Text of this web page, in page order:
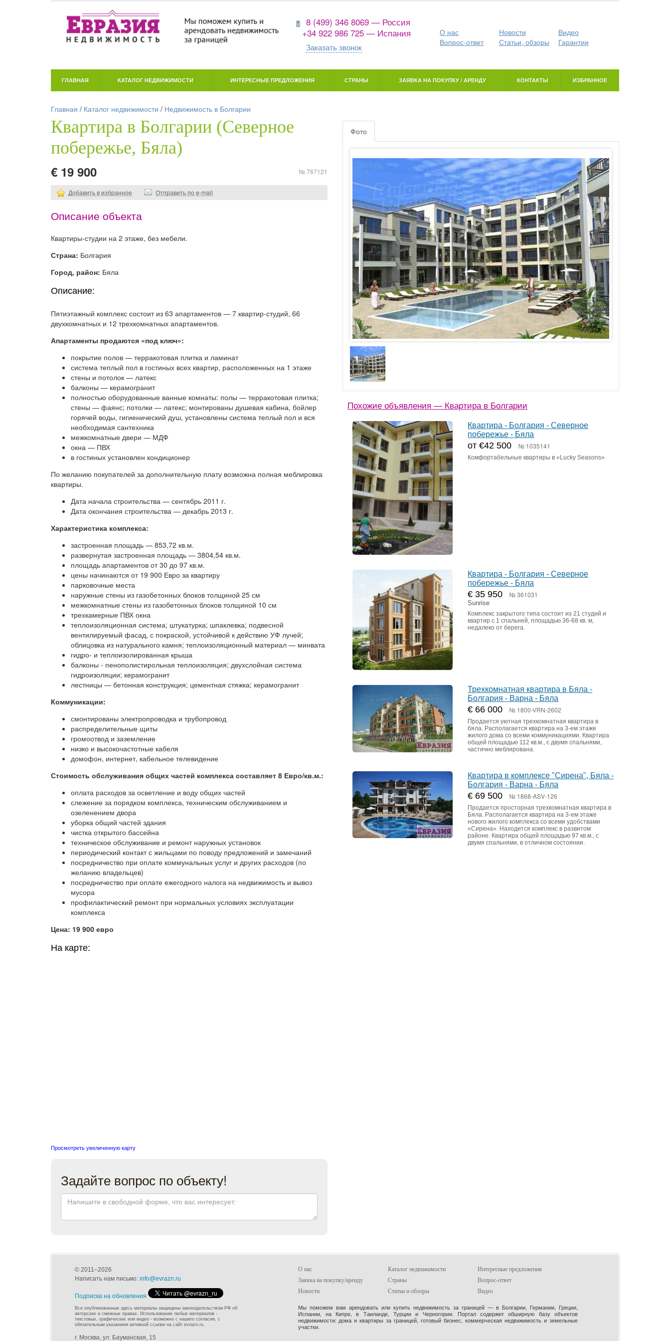
8 (499) 346 8069 — Россия
+34 922 986 725 — Испания
Заказать звонок
О нас Новости
Видео
Вопрос-ответ
Статьи, обзоры Гарантии
ГЛАВНАЯ КАТАЛОГ НЕДВИЖИМОСТИ ИНТЕРЕСНЫЕ ПРЕДЛОЖЕНИЯ СТРАНЫ ЗАЯВКА НА ПОКУПКУ / АРЕНДУ КОНТАКТЫ ИЗБРАННОЕ
Главная / Каталог недвижимости / Недвижимость в Болгарии
Квартира в Болгарии (Северное
побережье, Бяла)
€ 19 900 № 767121
Добавить в избранное Отправить по e-mail
Описание объекта
Квартиры-студии на 2 этаже, без мебели.
Страна: Болгария
Город, район: Бяла
Описание:
Пятиэтажный комплекс состоит из 63 апартаментов — 7 квартир-студий, 66
двухкомнатных и 12 трехкомнатных апартаментов.
Апартаменты продаются «под ключ»:
покрытие полов — терракотовая плитка и ламинат
система теплый пол в гостиных всех квартир, расположенных на 1 этаже
стены и потолок — латекс
балконы — керамогранит
полностью оборудованные ванные комнаты: полы — терракотовая плитка;
стены — фаянс; потолки — латекс; монтированы душевая кабина, бойлер
горячей воды, гигиенический душ, установлены система теплый пол и вся
необходимая сантехника
межкомнатные двери — МДФ
окна — ПВХ
в гостиных установлен кондиционер
По желанию покупателей за дополнительную плату возможна полная меблировка
квартиры.
Дата начала строительства — сентябрь 2011 г.
Дата окончания строительства — декабрь 2013 г.
Характеристика комплекса:
застроенная площадь — 853,72 кв.м.
развернутая застроенная площадь — 3804,54 кв.м.
площадь апартаментов от 30 до 97 кв.м.
цены начинаются от 19 900 Евро за квартиру
парковочные места
наружные стены из газобетонных блоков толщиной 25 см
межкомнатные стены из газобетонных блоков толщиной 10 см
трехкамерные ПВХ окна
теплоизоляционная система; штукатурка; шпаклевка; подвесной
вентилируемый фасад, с покраской, устойчивой к действию УФ лучей;
облицовка из натурального камня; теплоизоляционный материал — минвата
гидро- и теплоизолированная крыша
балконы - пенополистирольная теплоизоляция; двухслойная система
гидроизоляции; керамогранит
лестницы — бетонная конструкция; цементная стяжка; керамогранит
Коммуникации:
смонтированы электропроводка и трубопровод
распределительные щиты
громоотвод и заземление
низко и высокочастотные кабеля
домофон, интернет, кабельное телевидение
Стоимость обслуживания общих частей комплекса составляет 8 Евро/кв.м.:
оплата расходов за осветление и воду общих частей
слежение за порядком комплекса, техническим обслуживанием и
озеленением двора
уборка общий частей здания
чистка открытого бассейна
техническое обслуживание и ремонт наружных установок
периодический контакт с жильцами по поводу предложений и замечаний
посредничество при оплате коммунальных услуг и других расходов (по
желанию владельцев)
посредничество при оплате ежегодного налога на недвижимость и вывоз
мусора
профилактический ремонт при нормальных условиях эксплуатации
комплекса
Цена: 19 900 евро
На карте:
Просмотреть увеличенную карту
Задайте вопрос по объекту!
Фото
Похожие объявления — Квартира в Болгарии
Квартира - Болгария - Северное
побережье - Бяла
от €42 500 № 1035141
Комфортабельные квартиры в «Lucky Seasons»
Квартира - Болгария - Северное
побережье - Бяла
€ 35 950 № 361031
Sunrise
Комплекс закрытого типа состоит из 21 студий и
квартир с 1 спальней, площадью 36-68 кв. м,
недалеко от берега.
Трехкомнатная квартира в Бяла -
Болгария - Варна - Бяла
€ 66 000 № 1800-VRN-2602
Продается уютная трехкомнатная квартира в
бяла. Располагается квартира на 3-ем этаже
жилого дома со всеми коммуникациями. Квартира
общей площадью 112 кв.м., с двумя спальнями,
частично меблирована.
Квартира в комплексе "Сирена", Бяла -
Болгария - Варна - Бяла
€ 69 500 № 1868-ASV-126
Продается просторная трехкомнатная квартира в
Бяла. Располагается квартира на 3-ем этаже
нового жилого комплекса со всеми удобствами
«Сирена». Находится комплекс в развитом
районе. Квартира общей площадью 97 кв.м., с
двумя спальнями, в отличном состоянии.
© 2011–2026
Написать нам письмо: info@evrazn.ru
Подписка на обновления
Все опубликованные здесь материалы защищены законодательством РФ об
авторских и смежных правах. Использование любых материалов -
текстовых, графических или видео - возможно с нашего согласия, с
обязательным указанием активной ссылки на сайт evrazn.ru.
г. Москва, ул. Бауманская, 15
О нас Каталог недвижимости
Интересные предложения
Заявка на покупку/аренду
Страны
Вопрос-ответ
Новости
Статьи и обзоры Видео
Мы поможем вам арендовать или купить недвижимость за границей — в Болгарии, Германии, Греции,
Испании, на Кипре, в Таиланде, Турции и Черногории. Портал содержит обширную базу объектов
недвижимости: дома и квартиры за границей, готовый бизнес, коммерческая недвижимость и земельные
участки.